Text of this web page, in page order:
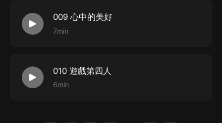
009 心中的美好
7min
010 遊戲第四人
6min